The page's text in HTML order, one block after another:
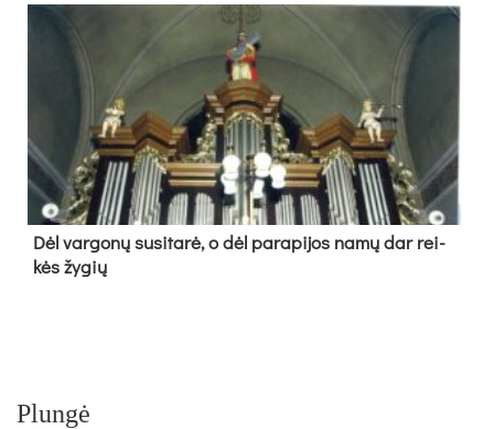
Dėl var­go­nų su­si­ta­rė, o dėl pa­ra­pi­jos na­mų dar rei­
kės žy­gių
Plungė